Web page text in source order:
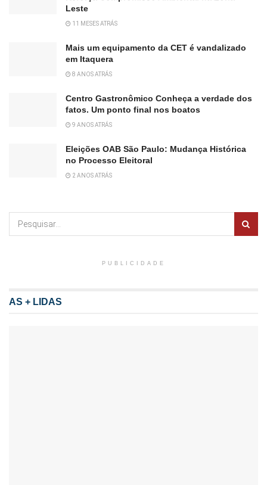
Leste
11 MESES ATRÁS
Mais um equipamento da CET é vandalizado
em Itaquera
8 ANOS ATRÁS
Centro Gastronômico Conheça a verdade dos
fatos. Um ponto final nos boatos
9 ANOS ATRÁS
Eleições OAB São Paulo: Mudança Histórica
no Processo Eleitoral
2 ANOS ATRÁS
PUBLICIDADE
AS + LIDAS